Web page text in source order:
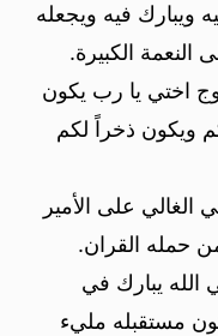
ويبارك فيه ويجعله
الكبيرة.
اختي يا رب يكون
ويكون ذخراً لكم
على الأمير
حمله القران.
الله يبارك في
مستقبله مليء